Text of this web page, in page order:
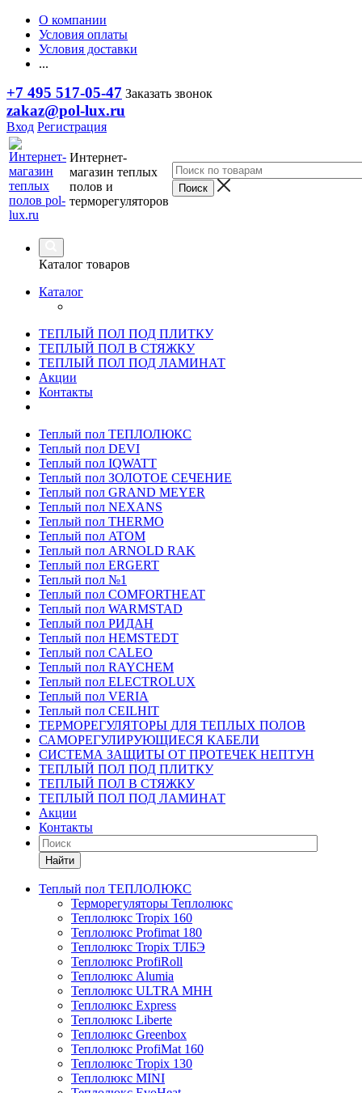
О компании
Условия оплаты
Условия доставки
...
+7 495 517-05-47 Заказать звонок
zakaz@pol-lux.ru
Вход Регистрация
Интернет-
магазин теплых
полов и
терморегуляторов
Каталог товаров
Каталог
ТЕПЛЫЙ ПОЛ ПОД ПЛИТКУ
ТЕПЛЫЙ ПОЛ В СТЯЖКУ
ТЕПЛЫЙ ПОЛ ПОД ЛАМИНАТ
Акции
Контакты
Теплый пол ТЕПЛОЛЮКС
Теплый пол DEVI
Теплый пол IQWATT
Теплый пол ЗОЛОТОЕ СЕЧЕНИЕ
Теплый пол GRAND MEYER
Теплый пол NEXANS
Теплый пол THERMO
Теплый пол ATOM
Теплый пол ARNOLD RAK
Теплый пол ERGERT
Теплый пол №1
Теплый пол COMFORTHEAT
Теплый пол WARMSTAD
Теплый пол РИДАН
Теплый пол HEMSTEDT
Теплый пол CALEO
Теплый пол RAYCHEM
Теплый пол ELECTROLUX
Теплый пол VERIA
Теплый пол CEILHIT
ТЕРМОРЕГУЛЯТОРЫ ДЛЯ ТЕПЛЫХ ПОЛОВ
САМОРЕГУЛИРУЮЩИЕСЯ КАБЕЛИ
СИСТЕМА ЗАЩИТЫ ОТ ПРОТЕЧЕК НЕПТУН
ТЕПЛЫЙ ПОЛ ПОД ПЛИТКУ
ТЕПЛЫЙ ПОЛ В СТЯЖКУ
ТЕПЛЫЙ ПОЛ ПОД ЛАМИНАТ
Акции
Контакты
Найти
Теплый пол ТЕПЛОЛЮКС
Терморегуляторы Теплолюкс
Теплолюкс Tropix 160
Теплолюкс Profimat 180
Теплолюкс Tropix ТЛБЭ
Теплолюкс ProfiRoll
Теплолюкс Alumia
Теплолюкс ULTRA МНН
Теплолюкс Express
Теплолюкс Liberte
Теплолюкс Greenbox
Теплолюкс ProfiMat 160
Теплолюкс Tropix 130
Теплолюкс MINI